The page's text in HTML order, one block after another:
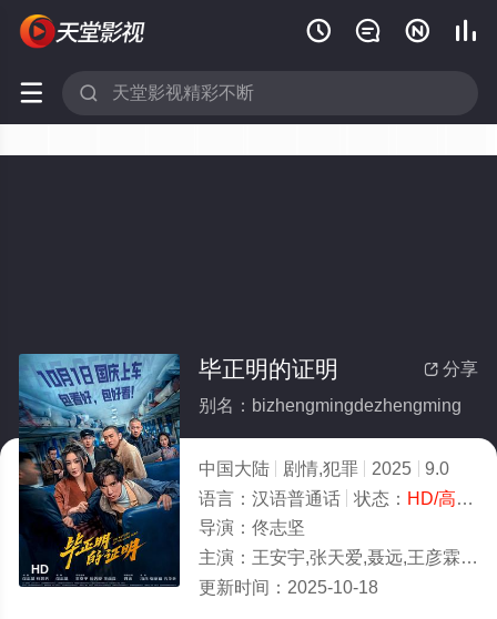
   
 
HD
 分享
毕正明的证明
别名：bizhengmingdezhengming
中国大陆 剧情,犯罪 2025
9.0
语言： 汉语普通话 状态： HD/高清
导演： 佟志坚
主演： 王安宇,张天爱,聂远,王彦霖,冯兵,邬家楷,孔令美,黄小蕾,冯雷,石云鹏,
更新时间： 2025-10-18